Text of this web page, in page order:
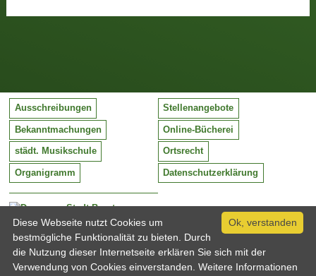
Stadt Barntrup
Mittelstraße 38
32683 Barntrup
Tel:
Email:
05263 / 409-0
info@barntrup.de
Ausschreibungen Stellenangebote
Bekanntmachungen Online-Bücherei
städt. Musikschule Ortsrecht
Organigramm Datenschutzerklärung
Ok, verstanden
Diese Webseite nutzt Cookies um
bestmögliche Funktionalität zu bieten. Durch
die Nutzung dieser Internetseite erklären Sie sich mit der
Verwendung von Cookies einverstanden. Weitere Informationen